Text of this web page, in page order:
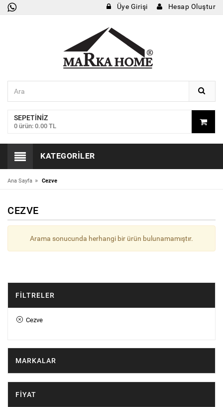
Üye Girişi Hesap Oluştur
SEPETINIZ
0 ürün: 0.00 TL
KATEGORILER
Ana Sayfa » Cezve
CEZVE
Arama sonucunda herhangi bir ürün bulunamamıştır.
FILTRELER
Cezve
MARKALAR
FIYAT